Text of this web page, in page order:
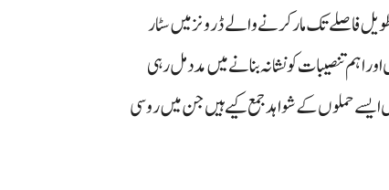
فاصلے تک مار کرنے والے ڈرونز میں سٹار
تنصیبات کو نشانہ بنانے میں مدد مل رہی
ایسے حملوں کے شواہد جمع کیے ہیں جن میں روسی